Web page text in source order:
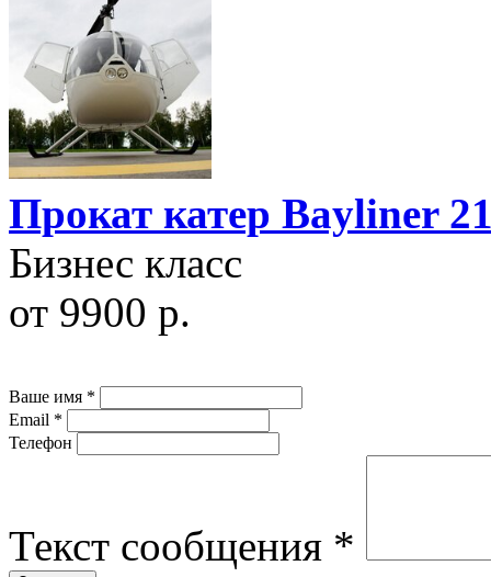
Прокат катер Bayliner
Бизнес класс
от 9900 р.
Ваше имя *
Email *
Телефон
Текст сообщения *